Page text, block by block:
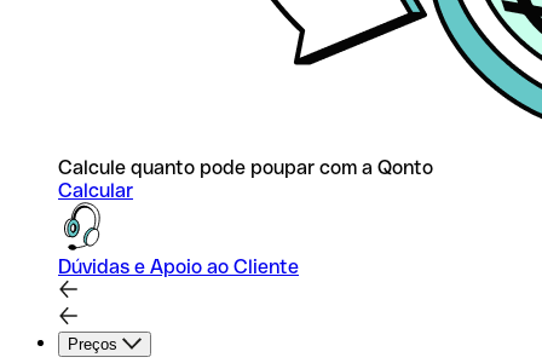
Calcule quanto pode poupar com a Qonto
Calcular
Dúvidas e Apoio ao Cliente
Preços